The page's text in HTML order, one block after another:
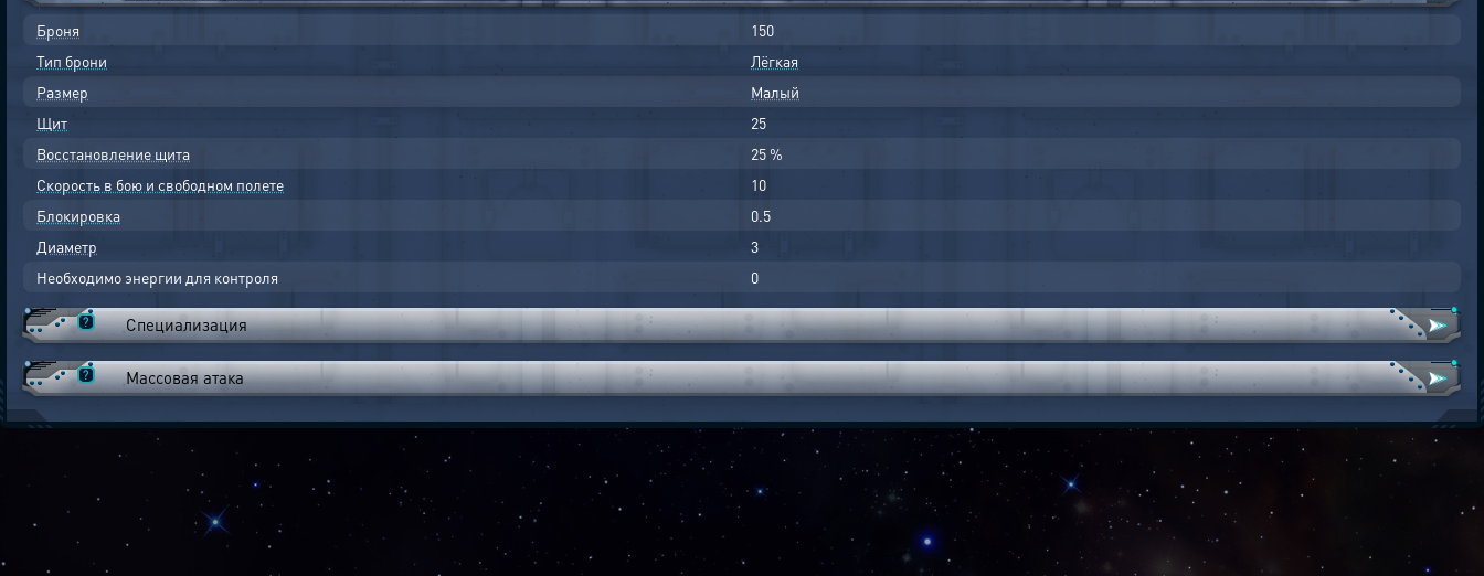
Броня
150
Тип брони
Лёгкая
Размер
Малый
Щит
25
Восстановление щита
25 %
Скорость в бою и свободном полете
10
Блокировка
0.5
Диаметр
3
Необходимо энергии для контроля
0
Специализация
Массовая атака